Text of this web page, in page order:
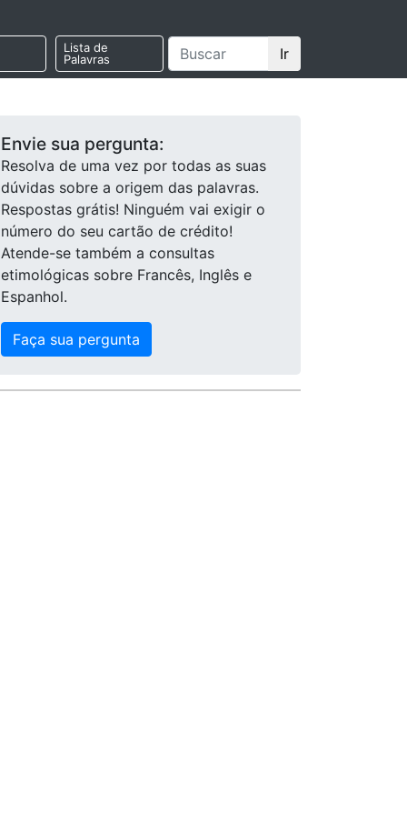
Lista de
Palavras
Ir
Envie sua pergunta:
Resolva de uma vez por todas as suas
dúvidas sobre a origem das palavras.
Respostas grátis! Ninguém vai exigir o
número do seu cartão de crédito!
Atende-se também a consultas
etimológicas sobre Francês, Inglês e
Espanhol.
Faça sua pergunta